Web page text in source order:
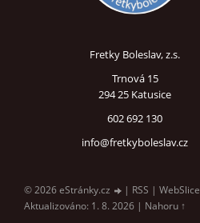
Fretky Boleslav, z.s.
Trnová 15
294 25 Katusice
602 692 130
info@fretkyboleslav.cz
© 2026 eStránky.cz | RSS | WebSlice
Aktualizováno: 1. 8. 2026 | Nahoru ↑